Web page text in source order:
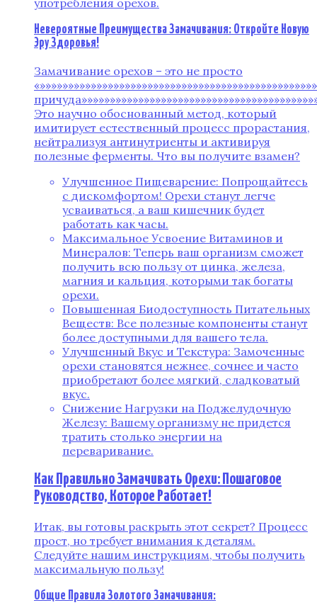
употребления орехов.
Невероятные Преимущества Замачивания: Откройте Новую
Эру Здоровья!
Замачивание орехов – это не просто
Это научно обоснованный метод, который
имитирует естественный процесс прорастания,
нейтрализуя антинутриенты и активируя
полезные ферменты. Что вы получите взамен?
Улучшенное Пищеварение: Попрощайтесь
с дискомфортом! Орехи станут легче
усваиваться, а ваш кишечник будет
работать как часы.
Максимальное Усвоение Витаминов и
Минералов: Теперь ваш организм сможет
получить всю пользу от цинка, железа,
магния и кальция, которыми так богаты
орехи.
Повышенная Биодоступность Питательных
Веществ: Все полезные компоненты станут
более доступными для вашего тела.
Улучшенный Вкус и Текстура: Замоченные
орехи становятся нежнее, сочнее и часто
приобретают более мягкий, сладковатый
вкус.
Снижение Нагрузки на Поджелудочную
Железу: Вашему организму не придется
тратить столько энергии на
переваривание.
Как Правильно Замачивать Орехи: Пошаговое
Руководство, Которое Работает!
Итак, вы готовы раскрыть этот секрет? Процесс
прост, но требует внимания к деталям.
Следуйте нашим инструкциям, чтобы получить
максимальную пользу!
Общие Правила Золотого Замачивания: